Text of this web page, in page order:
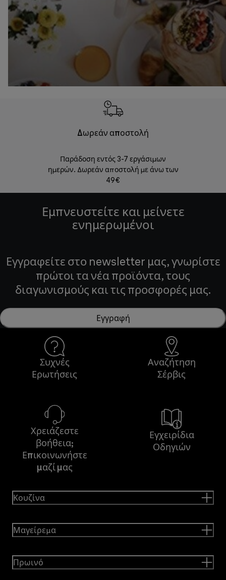
Δωρεάν αποστολή
Παράδοση εντός 3-7 εργάσιμων
ημερών. Δωρεάν αποστολή με άνω των
49€
Εμπνευστείτε και μείνετε
ενημερωμένοι
Εγγραφείτε στο newsletter μας, γνωρίστε
πρώτοι τα νέα προϊόντα, τους
διαγωνισμούς και τις προσφορές μας.
Εγγραφή
Συχνές
Ερωτήσεις
Αναζήτηση
Σέρβις
Χρειάζεστε
βοήθεια;
Επικοινωνήστε
μαζί μας
Εγχειρίδια
Οδηγιών
Κουζίνα
Μαγείρεμα
Πρωινό